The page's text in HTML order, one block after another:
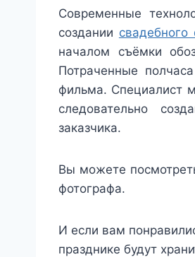
Современные
создании свадебного
началом съёмки
Потраченные
фильма. Специалист
следовательно
заказчика.
Вы можете
фотографа.
И если вам
празднике будут